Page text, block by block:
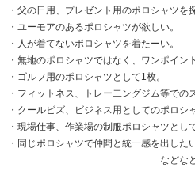
・父の日用、プレゼント用のポロシャツを
・ユーモアのあるポロシャツが欲しい。
・人が着てないポロシャツを着たーい。
・無地のポロシャツではなく、ワンポイン
・ゴルフ用のポロシャツとして1枚。
・フィットネス、トレー二ングジム等での
・クールビズ、ビジネス用としてのポロシ
・現場仕事、作業場の制服ポロシャツとし
・同じポロシャツで仲間と統一感を出したい
などなど、理由はい